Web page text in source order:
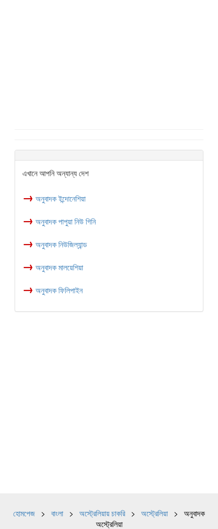
এখানে আপনি অন্যান্য দেশ
→ অনুবাদক ইন্দোনেশিয়া
→ অনুবাদক পাপুয়া নিউ গিনি
→ অনুবাদক নিউজিল্যান্ড
→ অনুবাদক মালয়েশিয়া
→ অনুবাদক ফিলিপাইন
হোমপেজ > বাংলা > অস্ট্রেলিয়ায় চাকরি> অস্ট্রেলিয়া > অনুবাদক
অস্ট্রেলিয়া